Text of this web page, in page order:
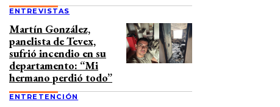
ENTREVISTAS
Martín González,
panelista de Tevex,
sufrió incendio en su
departamento: “Mi
hermano perdió todo”
ENTRETENCIÓN